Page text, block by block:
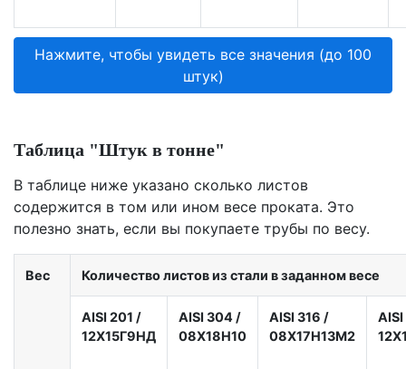
Нажмите, чтобы увидеть все значения (до 100
штук)
Таблица "Штук в тонне"
В таблице ниже указано сколько листов
содержится в том или ином весе проката. Это
полезно знать, если вы покупаете трубы по весу.
Вес Количество листов из стали в заданном весе
AISI 201 /
12X15Г9НД
AISI 304 /
08Х18Н10
AISI 316 /
08Х17Н13М2
AISI